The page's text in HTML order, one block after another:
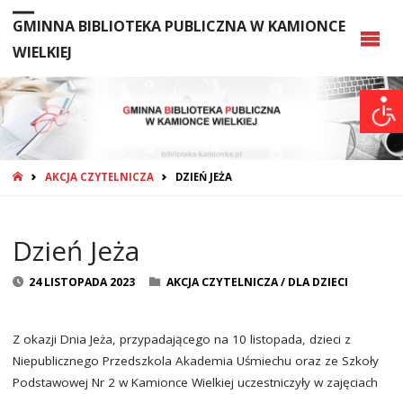
GMINNA BIBLIOTEKA PUBLICZNA W KAMIONCE
WIELKIEJ
STRONA
AKCJA CZYTELNICZA DZIEŃ JEŻA
Dzień Jeża
24 LISTOPADA 2023 AKCJA CZYTELNICZA/ DLA DZIECI
Z okazji Dnia Jeża, przypadającego na 10 listopada, dzieci z
Niepublicznego Przedszkola Akademia Uśmiechu oraz ze Szkoły
Podstawowej Nr 2 w Kamionce Wielkiej uczestniczyły w zajęciach